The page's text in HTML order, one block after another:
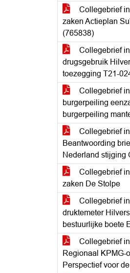
Collegebrief
zaken Actieplan
(765838)
Collegebrief
drugsgebruik
toezegging T21-
Collegebrief
burgerpeiling
burgerpeiling
Collegebrief
Beantwoording
Nederland stijging
Collegebrief
zaken De Stolpe
Collegebrief
druktemeter
bestuurlijke boete
Collegebrief
Regionaal KPMG-
Perspectief voor